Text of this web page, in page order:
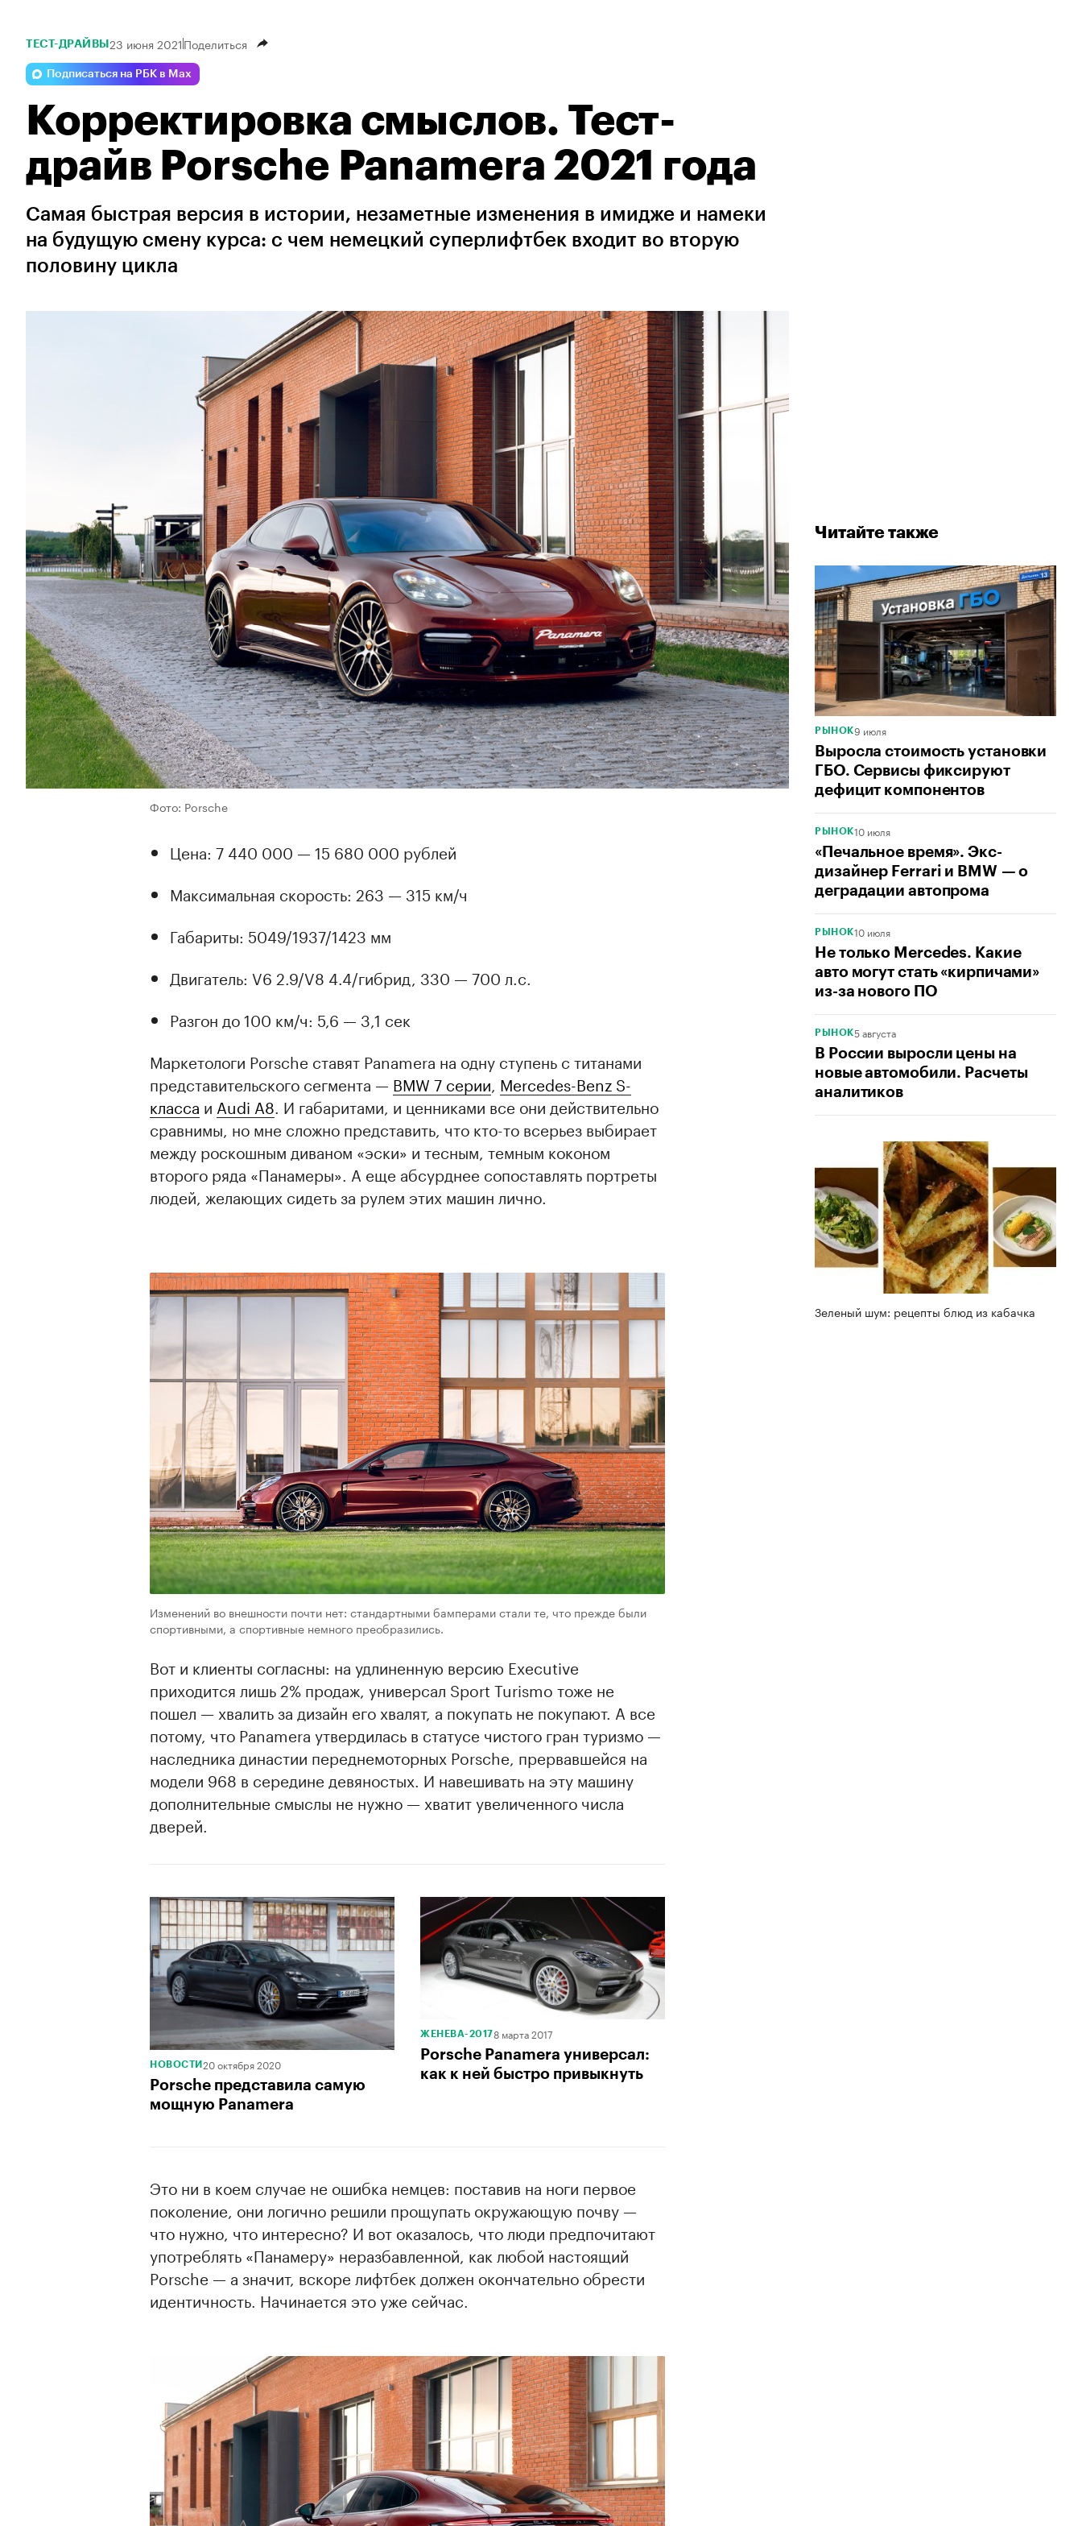
Читайте также
РЫНОК9 июля
Выросла стоимость установки
ГБО. Сервисы фиксируют
дефицит компонентов
РЫНОК10 июля
«Печальное время». Экс-
дизайнер Ferrari и BMW — о
деградации автопрома
РЫНОК10 июля
Не только Mercedes. Какие
авто могут стать «кирпичами»
из-за нового ПО
РЫНОК5 августа
В России выросли цены на
новые автомобили. Расчеты
аналитиков
Зеленый шум: рецепты блюд из кабачка
ТЕСТ-ДРАЙВЫ 23 июня 2021Поделиться
Подписаться на РБК в Max
Корректировка смыслов. Тест-
драйв Porsche Panamera 2021 года
Самая быстрая версия в истории, незаметные изменения в имидже и намеки
на будущую смену курса: с чем немецкий суперлифтбек входит во вторую
половину цикла
Фото: Porsche
Цена: 7 440 000 — 15 680 000 рублей
Максимальная скорость: 263 — 315 км/ч
Габариты: 5049/1937/1423 мм
Двигатель: V6 2.9/V8 4.4/гибрид, 330 — 700 л.с.
Разгон до 100 км/ч: 5,6 — 3,1 сек
Маркетологи Porsche ставят Panamera на одну ступень с титанами
представительского сегмента — BMW 7 серии Mercedes-Benz S-
класса и Audi A8 . И габаритами, и ценниками все они действительно
сравнимы, но мне сложно представить, что кто-то всерьез выбирает
между роскошным диваном «эски» и тесным, темным коконом
второго ряда «Панамеры». А еще абсурднее сопоставлять портреты
людей, желающих сидеть за рулем этих машин лично.
00:00 / 00:00
Изменений во внешности почти нет: стандартными бамперами стали те, что прежде были
спортивными, а спортивные немного преобразились.
Вот и клиенты согласны: на удлиненную версию Executive
приходится лишь 2% продаж, универсал Sport Turismo тоже не
пошел — хвалить за дизайн его хвалят, а покупать не покупают. А все
потому, что Panamera утвердилась в статусе чистого гран туризмо —
наследника династии переднемоторных Porsche, прервавшейся на
модели 968 в середине девяностых. И навешивать на эту машину
дополнительные смыслы не нужно — хватит увеличенного числа
дверей.
НОВОСТИ 20 октября 2020
Porsche представила самую
мощную Panamera
ЖЕНЕВА-20178 марта 2017
Porsche Panamera универсал:
как к ней быстро привыкнуть
Это ни в коем случае не ошибка немцев: поставив на ноги первое
поколение, они логично решили прощупать окружающую почву —
что нужно, что интересно? И вот оказалось, что люди предпочитают
употреблять «Панамеру» неразбавленной, как любой настоящий
Porsche — а значит, вскоре лифтбек должен окончательно обрести
идентичность. Начинается это уже сейчас.